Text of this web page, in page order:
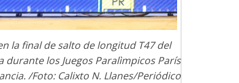
la final de salto de longitud T47 del
los Juegos Paralìmpicos París
/Foto: Calixto N. Llanes/Periódico